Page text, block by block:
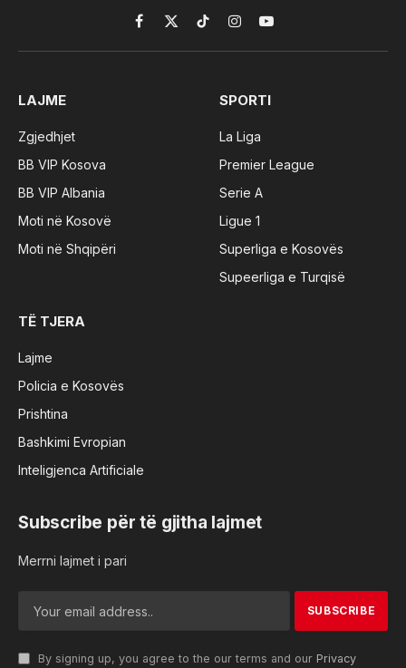
Facebook
X
(Twitter)
TikTokInstagramYouTube
LAJME
Zgjedhjet
BB VIP Kosova
BB VIP Albania
Moti në Kosovë
Moti në Shqipëri
SPORTI
La Liga
Premier League
Serie A
Ligue 1
Superliga e Kosovës
Supeerliga e Turqisë
TË TJERA
Lajme
Policia e Kosovës
Prishtina
Bashkimi Evropian
Inteligjenca Artificiale
Subscribe për të gjitha lajmet
Merrni lajmet i pari
By signing up, you agree to the our terms and our Privacy